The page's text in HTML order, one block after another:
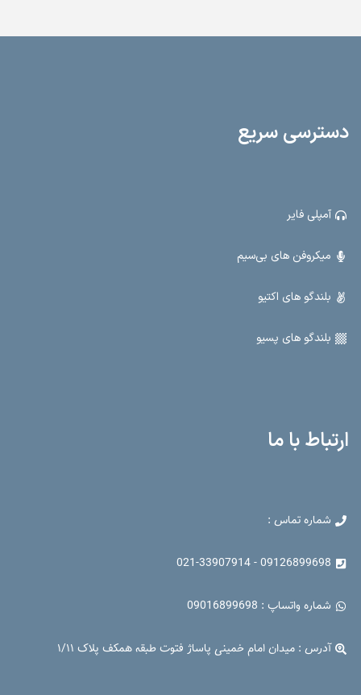
دسترسی سریع
آمپلی فایر
میکروفن های بی‌سیم
بلندگو های اکتیو
بلندگو های پسیو
ارتباط با ما
شماره تماس :
09126899698 - 021-33907914
شماره واتساپ : 09016899698
آدرس : میدان امام خمینی پاساژ فتوت طبقه همکف پلاک ۱/۱۱